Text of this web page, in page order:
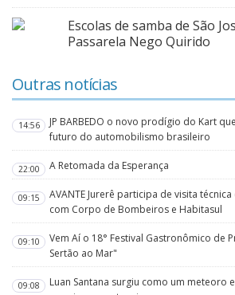
Escolas de samba de São
Passarela Nego Quirido
Outras notícias
14:56
JP BARBEDO o novo prodígio do Kart
futuro do automobilismo brasileiro
22:00 A Retomada da Esperança
09:15
AVANTE Jurerê participa de visita
com Corpo de Bombeiros e Habitasul
09:10
Vem Aí o 18° Festival Gastronômico de
Sertão ao Mar"
09:08
Luan Santana surgiu como um meteoro